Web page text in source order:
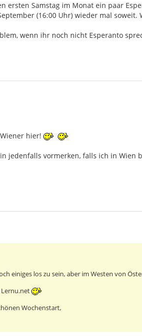
ersten Samstag im Monat ein paar
(16:00 Uhr) wieder mal
wenn ihr noch nicht Esperanto
hier!
jedenfalls vormerken, falls ich in Wien
einiges los zu sein, aber im Westen von
Lernu.net
Wochenstart,